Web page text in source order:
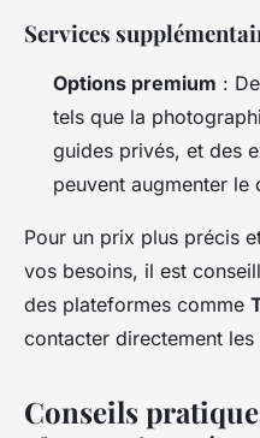
Services
Options premium :
tels que la
guides privés, et des
peuvent augmenter
Pour un prix plus précis
vos besoins, il est
des plateformes comme
contacter directement les
Conseils